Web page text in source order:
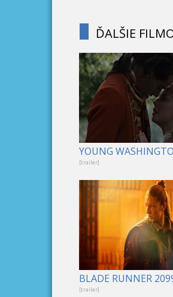
ĎALŠIE
YOUNG
[trailer]
BLADE RUNNER
[trailer]